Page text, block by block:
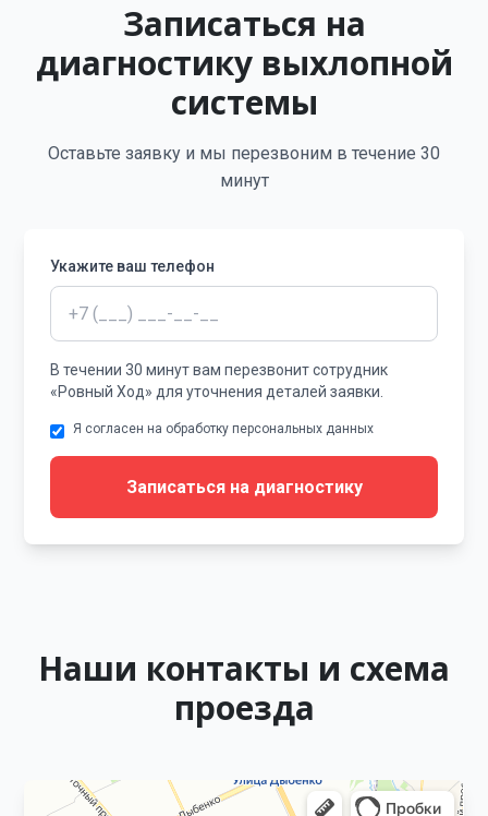
Записаться на
диагностику выхлопной
системы
Оставьте заявку и мы перезвоним в течение 30
минут
Укажите ваш телефон
В течении 30 минут вам перезвонит сотрудник
«Ровный Ход» для уточнения деталей заявки.
Я согласен на обработку персональных данных
Записаться на диагностику
Наши контакты и схема
проезда